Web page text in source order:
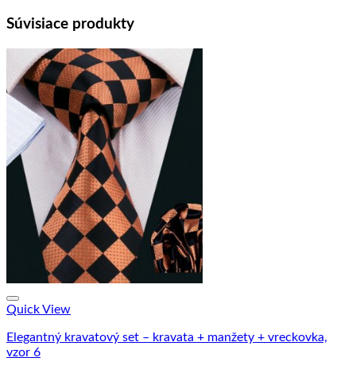
Súvisiace produkty
Quick View
Elegantný kravatový set – kravata + manžety + vreckovka,
vzor 6